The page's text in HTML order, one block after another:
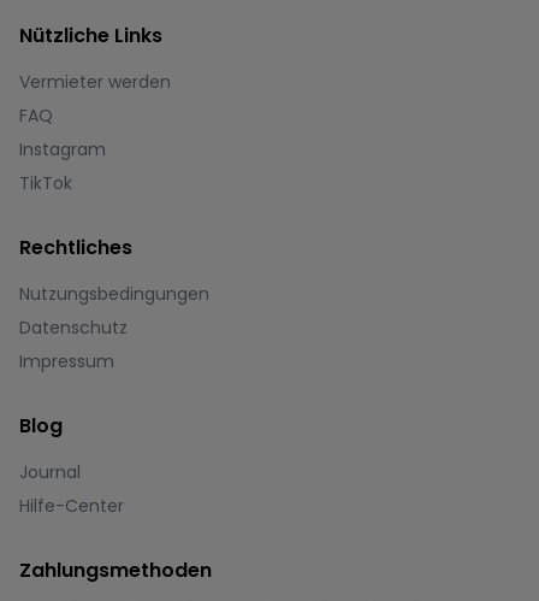
Nützliche Links
Vermieter werden
FAQ
Instagram
TikTok
Rechtliches
Nutzungsbedingungen
Datenschutz
Impressum
Blog
Journal
Hilfe-Center
Zahlungsmethoden